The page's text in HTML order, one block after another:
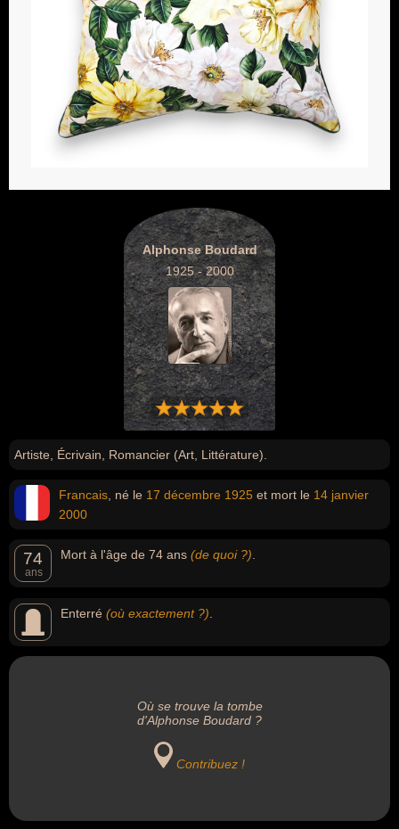
Alphonse Boudard
1925 - 2000
Artiste, Écrivain, Romancier (Art, Littérature).
Francais , né le 17 décembre 1925 et mort le 14 janvier
2000
74
ans
Mort à l'âge de 74 ans (de quoi ?)
Enterré (où exactement ?)
Où se trouve la tombe
d'Alphonse Boudard ?
Contribuez !